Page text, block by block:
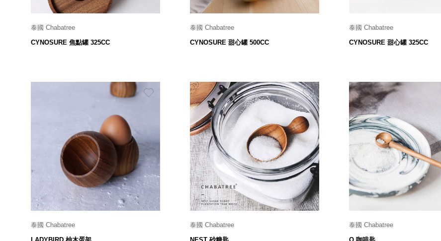
泰國 Chabatree
CYNOSURE 焦點罐 325CC
$ 499
泰國 Chabatree
CYNOSURE 甜心罐 500CC
$ 599
泰國 Chabatree
CYNOSURE 甜心罐 325CC
$ 529
泰國 ChabatreeW 4 x L 4 x H 6.8 cm
泰國 ChabatreeW 3.5 x L 6.5 x H 3 cm
泰國 ChabatreeW 2 x L 13 x H 1.5 cm